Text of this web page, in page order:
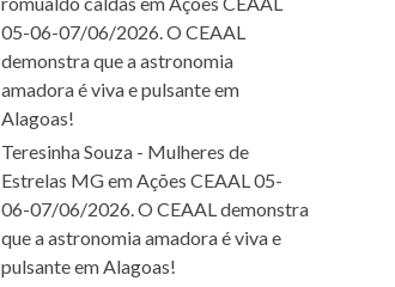
05-06-07/06/2026. O CEAAL
demonstra que a astronomia
amadora é viva e pulsante em
Alagoas!
Teresinha Souza - Mulheres de
Estrelas MGemAções CEAAL 05-
06-07/06/2026. O CEAAL demonstra
que a astronomia amadora é viva e
pulsante em Alagoas!